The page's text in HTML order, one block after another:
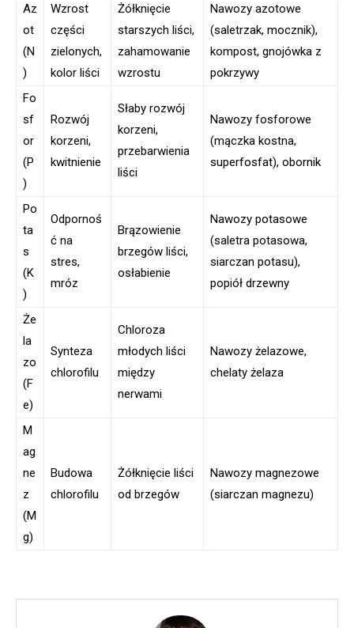
Az
ot
(N
)
Wzrost
części
zielonych,
kolor liści
Żółknięcie
starszych liści,
zahamowanie
wzrostu
Nawozy azotowe
(saletrzak, mocznik),
kompost, gnojówka z
pokrzywy
Fo
sf
or
(P
)
Rozwój
korzeni,
kwitnienie
Słaby rozwój
korzeni,
przebarwienia
liści
Nawozy fosforowe
(mączka kostna,
superfosfat), obornik
Po
ta
s
(K
)
Odpornoś
ć na
stres,
mróz
Brązowienie
brzegów liści,
osłabienie
Nawozy potasowe
(saletra potasowa,
siarczan potasu),
popiół drzewny
Że
la
zo
(F
e)
Synteza
chlorofilu
Chloroza
młodych liści
między
nerwami
Nawozy żelazowe,
chelaty żelaza
M
ag
ne
z
(M
g)
Budowa
chlorofilu
Żółknięcie liści
od brzegów
Nawozy magnezowe
(siarczan magnezu)